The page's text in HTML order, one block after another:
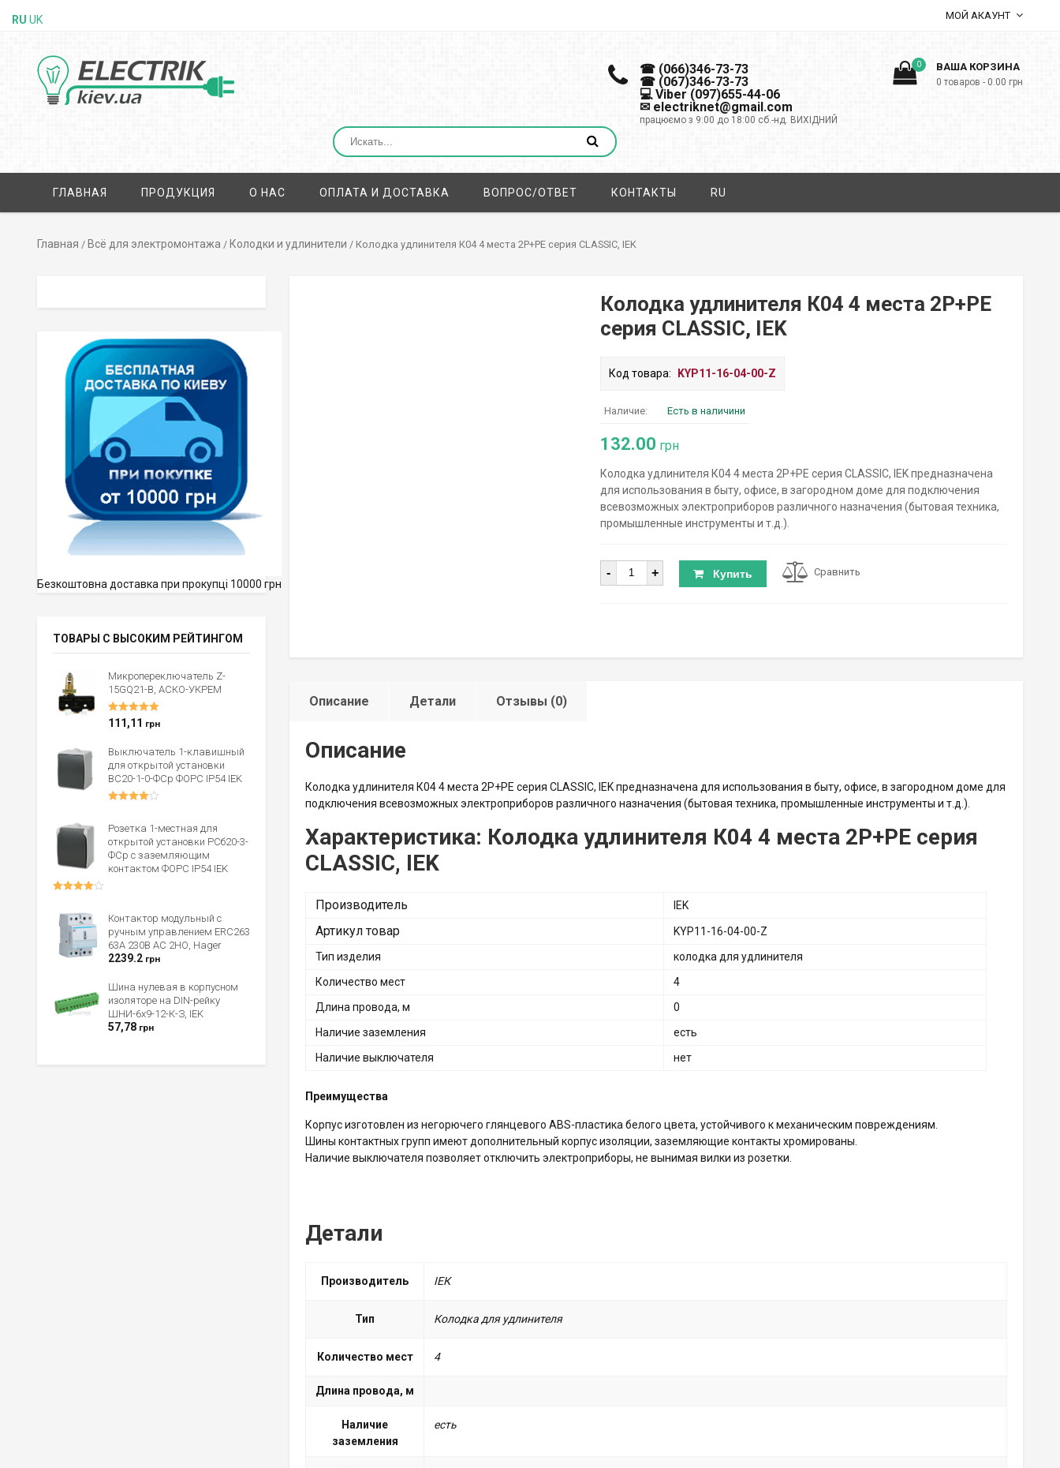
МОЙ АКАУНТ
0 ВАША КОРЗИНА
0 товаров - 0.00 грн
☎ (066)346-73-73
☎ (067)346-73-73
💻 Viber (097)655-44-06
✉ electriknet@gmail.com
працюємо з 9:00 до 18:00 сб.-нд. ВИХІДНИЙ
ГЛАВНАЯ ПРОДУКЦИЯ О НАС ОПЛАТА И ДОСТАВКА ВОПРОС/ОТВЕТ КОНТАКТЫ RU
Главная / Всё для электромонтажа / Колодки и удлинители / Колодка удлинителя К04 4 места 2P+PE серия CLASSIC, IEK
Колодка удлинителя К04 4 места 2P+PE
серия CLASSIC, IEK
Код товара: KYP11-16-04-00-Z
Наличие: Есть в наличини
132.00 грн
Колодка удлинителя К04 4 места 2P+PE серия CLASSIC, IEK предназначена
для использования в быту, офисе, в загородном доме для подключения
всевозможных электроприборов различного назначения (бытовая техника,
промышленные инструменты и т.д.).
Количество
- + Купить Сравнить
Описание Детали Отзывы (0)
Описание
Колодка удлинителя К04 4 места 2P+PE серия CLASSIC, IEK предназначена для использования в быту, офисе, в загородном доме для
подключения всевозможных электроприборов различного назначения (бытовая техника, промышленные инструменты и т.д.).
Характеристика: Колодка удлинителя К04 4 места 2P+PE серия
CLASSIC, IEK
Производитель IEK
Артикул товар
KYP11-16-04-00-Z
Тип изделия
колодка для удлинителя
Количество мест
4
Длина провода, м
0
Наличие заземления
есть
Наличие выключателя
нет
Преимущества
Корпус изготовлен из негорючего глянцевого ABS-пластика белого цвета, устойчивого к механическим повреждениям.
Шины контактных групп имеют дополнительный корпус изоляции, заземляющие контакты хромированы.
Наличие выключателя позволяет отключить электроприборы, не вынимая вилки из розетки.
Детали
Производитель ІЕК
Тип Колодка для удлинителя
Количество мест 4
Длина провода, м
Наличие
заземления
есть
Безкоштовна доставка при прокупці 10000 грн
ТОВАРЫ С ВЫСОКИМ РЕЙТИНГОМ
Микропереключатель Z-
15GQ21-B, АСКО-УКРЕМ
Оценка5.00
из 5
111,11 грн
Выключатель 1-клавишный
для открытой установки
ВС20-1-0-ФСр ФОРС IP54 IEK
Розетка 1-местная для
открытой установки РСб20-3-
ФСр с заземляющим
контактом ФОРС IP54 IEK
Контактор модульный с
ручным управлением ERC263
63А 230В AC 2НО, Hager
2239.2 грн
Шина нулевая в корпусном
изоляторе на DIN-рейку
ШНИ-6x9-12-К-З, IEK
57,78 грн
RU UK